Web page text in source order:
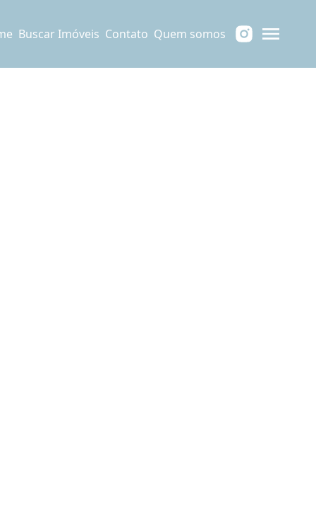
Buscar Imóveis Contato Quem somos